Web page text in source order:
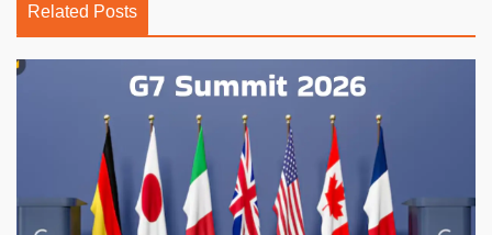
Related Posts